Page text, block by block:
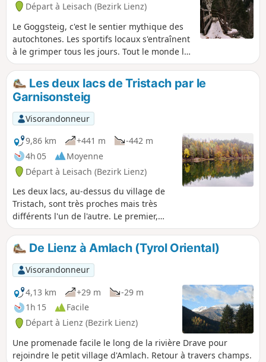
Départ à Leisach (Bezirk Lienz)
Le Goggsteig, c'est le sentier mythique des
autochtones. Les sportifs locaux s'entraînent
à le grimper tous les jours. Tout le monde le
connaît et chacun l'a parcouru au moins une
fois dans sa vie. Et non sans raisons : l'accès
est raide mais arrivé en haut, on est
enchanté par le paysage. On se croit dans
un autre monde. Plus loin, le Goggsteig
longe des gorges encaissées appelées
Galitzenklamm. Ainsi, vous pourrez dire: "J'y
étais". Retour tranquille par le Stadtweg.
Les deux lacs de Tristach par le
Garnisonsteig
Visorandonneur
9,86 km
+441 m
-442 m
4h 05
Moyenne
Départ à Leisach (Bezirk Lienz)
Les deux lacs, au-dessus du village de
Tristach, sont très proches mais très
différents l'un de l'autre. Le premier,
l'Alter See (Vieux Lac), est une zone
protégée où la flore et la faune sont
préservées. L'autre, le Tristacher See,
sert de gigantesque patinoire naturelle
en hiver et de lieu de baignade en été.
Une montée assez sportive par le
Garnison Steig, avec quelques passages
délicats mais pas dangereux. Une jolie
vue sur la vallée de Lienz et ses
montagnes du Nord, en descendant.
De Lienz à Amlach (Tyrol Oriental)
Visorandonneur
4,13 km
+29 m
-29 m
1h 15
Facile
Départ à Lienz (Bezirk Lienz)
Une promenade facile le long de la rivière Drave pour
rejoindre le petit village d'Amlach. Retour à travers champs.